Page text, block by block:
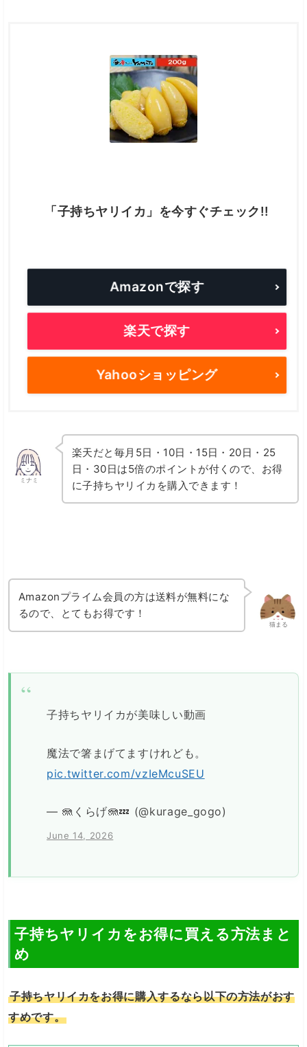
「子持ちヤリイカ」を今すぐチェック!!
Amazonで探す
楽天で探す
Yahooショッピング
ミナミ
楽天だと毎月5日・10日・15日・20日・25
日・30日は5倍のポイントが付くので、お得
に子持ちヤリイカを購入できます！
猫まる
Amazonプライム会員の方は送料が無料にな
るので、とてもお得です！
子持ちヤリイカが美味しい動画
魔法で箸まげてますけれども。
pic.twitter.com/vzIeMcuSEU
— 🪼くらげ🪼💤 (@kurage_gogo)
June 14, 2026
子持ちヤリイカをお得に買える方法まと
め
子持ちヤリイカをお得に購入するなら以下の方法がおす
すめです。